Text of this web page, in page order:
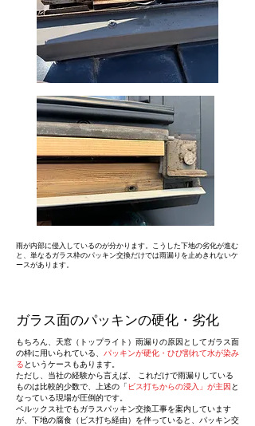
雨が内部に侵入しているのが分かります。こうした下地の劣化が進む
と、単なるガラス枠のパッキン交換だけでは雨漏りを止めきれないケ
ースがあります。
ガラス面のパッキンの硬化・劣化
もちろん、天窓（トップライト）雨漏りの原因としてガラス面
の枠に用いられている、 パッキンが硬化・ひび割れて水が染み
る というケースもあります。
ただし、当社の経験から言えば、 これだけで雨漏りしている
ものは比較的少数で、上述の「 ビス打ちからの浸入」が主因 と
なっている現場が圧倒的です。
ベルックス社でもガラスパッキン交換工事を案内しています
が、下地の腐食（ビス打ち経由）を伴っていると、パッキン交